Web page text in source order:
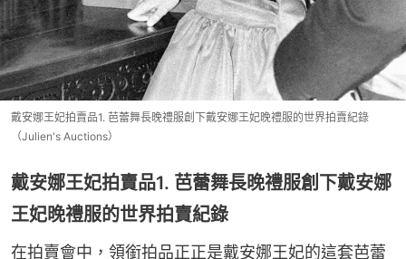
戴安娜王妃拍賣品1. 芭蕾舞長晚禮服創下戴安娜王妃晚禮服的世界拍賣紀錄
（Julien's Auctions）
戴安娜王妃拍賣品1. 芭蕾舞長晚禮服創下戴安娜
王妃晚禮服的世界拍賣紀錄
在拍賣會中，領銜拍品正正是戴安娜王妃的這套芭蕾